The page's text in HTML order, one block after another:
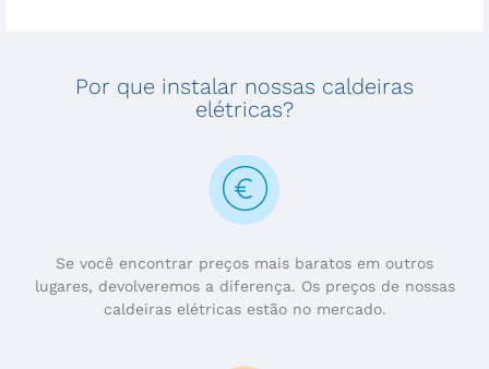
Por que instalar nossas caldeiras
elétricas?
Se você encontrar preços mais baratos em outros
lugares, devolveremos a diferença. Os preços de nossas
caldeiras elétricas estão no mercado.